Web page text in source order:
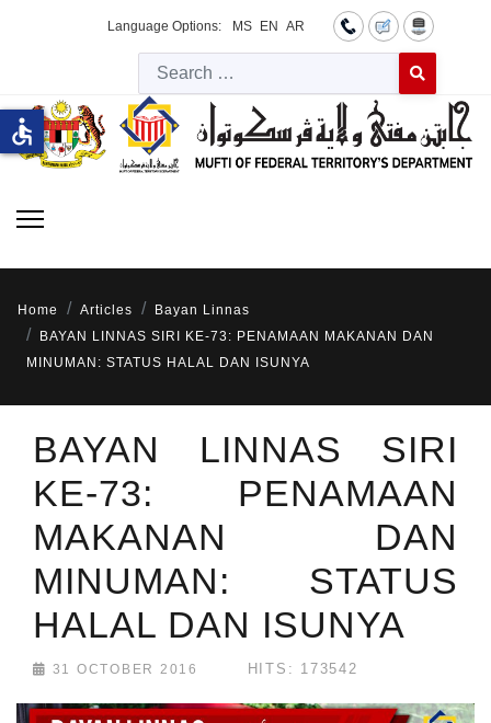
Language Options: MS EN AR
Type 2 or
Home Articles
Bayan Linnas
BAYAN LINNAS SIRI KE-73: PENAMAAN MAKANAN DAN
MINUMAN: STATUS HALAL DAN ISUNYA
BAYAN LINNAS SIRI
KE-73: PENAMAAN
MAKANAN DAN
MINUMAN: STATUS
HALAL DAN ISUNYA
31 OCTOBER 2016 HITS: 173542
accessible